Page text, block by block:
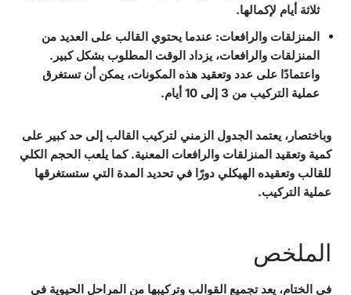
ثلاثة أيام لإكمالها.
المنزلقات والرافعات: عندما يحتوي القالب على العديد من
المنزلقات والرافعات، يزداد الوقت المطلوب بشكل كبير.
واعتمادًا على عدد وتعقيد هذه المكونات، يمكن أن تستغرق
عملية التركيب من 3 إلى 10 أيام.
وباختصار، يعتمد الجدول الزمني لتركيب القالب إلى حد كبير على
كمية وتعقيد المنزلقات والرافعات المعنية. كما يلعب الحجم الكلي
للقالب وتعقيده الهيكلي دورًا في تحديد المدة التي ستستغرقها
عملية التركيب.
الملخص
في الختام، يعد تجميع القوالب وتركيبها من المراحل الحيوية في